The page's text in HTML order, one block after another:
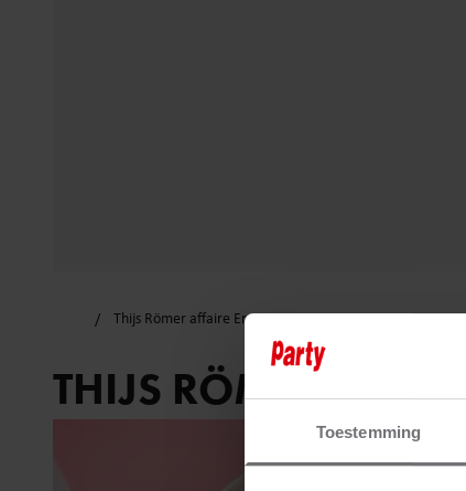
Toestemming
Thijs Römer affaire Emma Buysse
THIJS RÖMER